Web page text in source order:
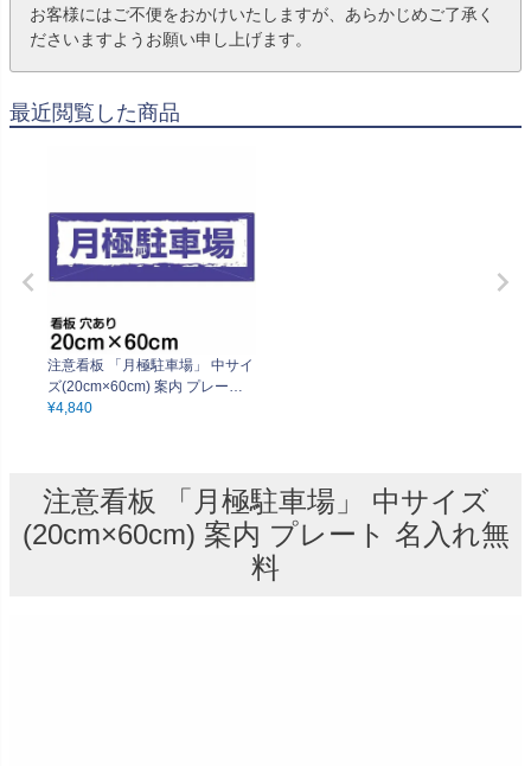
お客様にはご不便をおかけいたしますが、あらかじめご了承く
ださいますようお願い申し上げます。
最近閲覧した商品
注意看板 「月極駐車場」 中サイ
ズ(20cm×60cm) 案内 プレート
名入れ無料
¥4,840
注意看板 「月極駐車場」 中サイズ
(20cm×60cm) 案内 プレート 名入れ無
料